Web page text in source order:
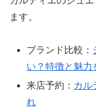
ます。
ブランド比較：
い？特徴と魅力
来店予約： カル
れ